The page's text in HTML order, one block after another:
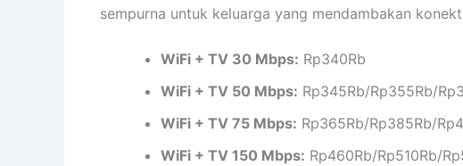
sempurna untuk keluarga yang mendambakan
WiFi + TV 30 Mbps: Rp340Rb
WiFi + TV 50 Mbps: Rp345Rb/Rp355Rb/
WiFi + TV 75 Mbps: Rp365Rb/Rp385Rb/
WiFi + TV 150 Mbps: Rp460Rb/Rp510Rb/